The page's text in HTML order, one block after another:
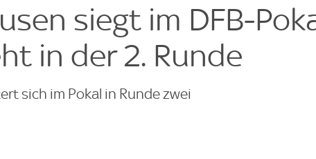
siegt im DFB-
in der 2. Runde
sich im Pokal in Runde zwei